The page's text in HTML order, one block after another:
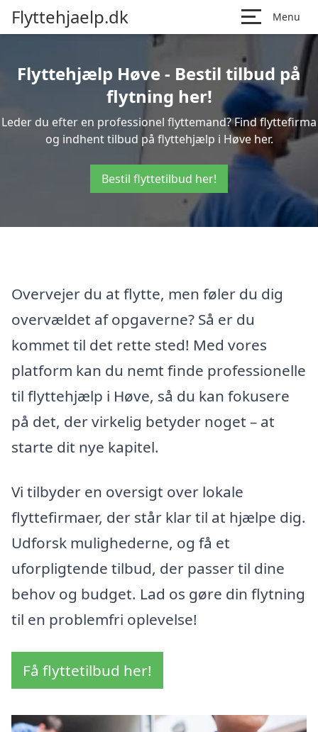
Flyttehjaelp.dk Menu
Flyttehjælp Høve - Bestil tilbud på
flytning her!
Leder du efter en professionel flyttemand? Find flyttefirma
og indhent tilbud på flyttehjælp i Høve her.
Bestil flyttetilbud her!
Overvejer du at flytte, men føler du dig
overvældet af opgaverne? Så er du
kommet til det rette sted! Med vores
platform kan du nemt finde professionelle
til flyttehjælp i Høve, så du kan fokusere
på det, der virkelig betyder noget – at
starte dit nye kapitel.
Vi tilbyder en oversigt over lokale
flyttefirmaer, der står klar til at hjælpe dig.
Udforsk mulighederne, og få et
uforpligtende tilbud, der passer til dine
behov og budget. Lad os gøre din flytning
til en problemfri oplevelse!
Få flyttetilbud her!